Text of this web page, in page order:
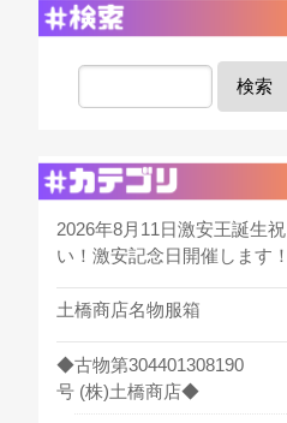
検索
2026年8月11日激安王誕生祝
い！激安記念日開催します！
土橋商店名物服箱
◆古物第304401308190
号 (株)土橋商店◆